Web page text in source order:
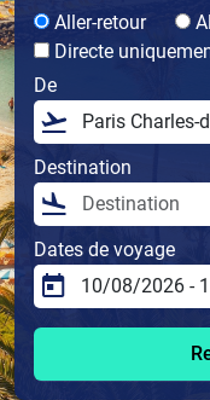
Aller-retour
Directe
De
Destination
Dates de voyage